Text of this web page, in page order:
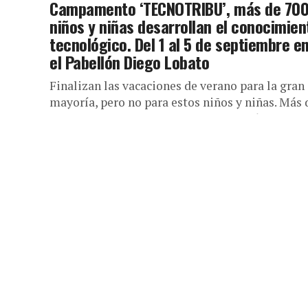
Campamento ‘TECNOTRIBU’, más de 700
niños y niñas desarrollan el
tecnológico. Del 1 al 5 de septiembre en
el Pabellón Diego Lobato
Finalizan las vacaciones de verano para la gran
mayoría, pero no para estos niños y niñas. Más
700 participan desde hoy y hasta el próximo...